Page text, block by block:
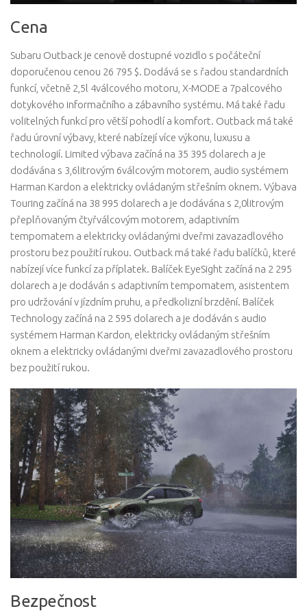
Cena
Subaru Outback je cenově dostupné vozidlo s počáteční
doporučenou cenou 26 795 $. Dodává se s řadou standardních
funkcí, včetně 2,5l 4válcového motoru, X-MODE a 7palcového
dotykového informačního a zábavního systému. Má také řadu
volitelných funkcí pro větší pohodlí a komfort. Outback má také
řadu úrovní výbavy, které nabízejí více výkonu, luxusu a
technologií. Limited výbava začíná na 35 395 dolarech a je
dodávána s 3,6litrovým 6válcovým motorem, audio systémem
Harman Kardon a elektricky ovládaným střešním oknem. Výbava
Touring začíná na 38 995 dolarech a je dodávána s 2,0litrovým
přeplňovaným čtyřválcovým motorem, adaptivním
tempomatem a elektricky ovládanými dveřmi zavazadlového
prostoru bez použití rukou. Outback má také řadu balíčků, které
nabízejí více funkcí za příplatek. Balíček EyeSight začíná na 2 295
dolarech a je dodáván s adaptivním tempomatem, asistentem
pro udržování v jízdním pruhu, a předkolizní brzdění. Balíček
Technology začíná na 2 595 dolarech a je dodáván s audio
systémem Harman Kardon, elektricky ovládaným střešním
oknem a elektricky ovládanými dveřmi zavazadlového prostoru
bez použití rukou.
Bezpečnost